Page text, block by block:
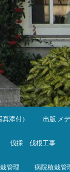
添付） 出版 メ
伐採 伐根工事
管理 病院植栽管